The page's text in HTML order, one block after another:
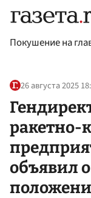
Покушение на
26 августа 2025
ракетно-
объявил